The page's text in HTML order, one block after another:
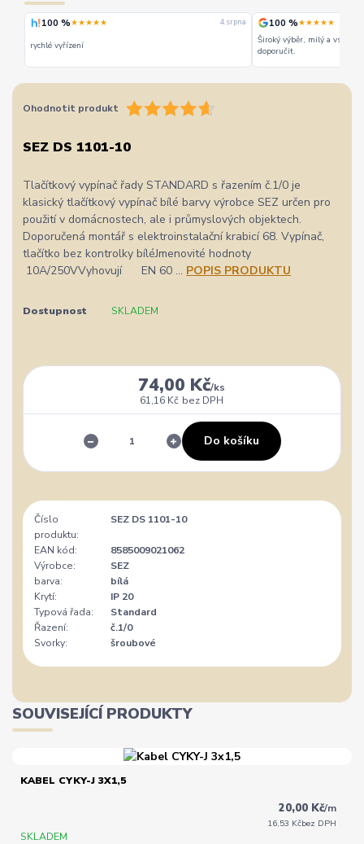
100 %★★★★★ 4. srpna
rychlé vyřízení
100 %★★★★★
Široký výběr, milý a
doporučit.
Ohodnotit produkt
SEZ DS 1101-10
Tlačítkový vypínač řady STANDARD s řazením č.1/0 je
klasický tlačítkový vypínač bílé barvy výrobce SEZ určen pro
použití v domácnostech, ale i průmyslových objektech.
Doporučená montář s elektroinstalační krabicí 68. Vypínač,
tlačítko bez kontrolky bíléJmenovité hodnoty
10A/250VVyhovují EN 60 ... POPIS PRODUKTU
Dostupnost SKLADEM
74,00 Kč/ks
61,16 Kč bez DPH
Do košíku
Číslo
produktu:
SEZ DS 1101-10
EAN kód:
8585009021062
Výrobce:
SEZ
barva:
bílá
Krytí:
IP 20
Typová řada:
Standard
Řazení:
č.1/0
Svorky:
šroubové
SOUVISEJÍCÍ PRODUKTY
KABEL CYKY-J 3X1,5
20,00 Kč/m
16,53 Kčbez DPH
SKLADEM